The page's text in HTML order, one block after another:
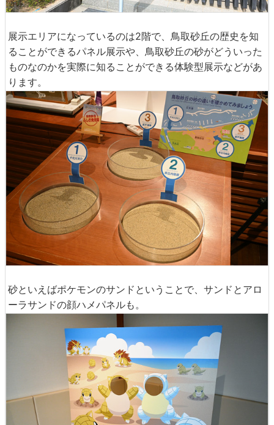
展示エリアになっているのは2階で、鳥取砂丘の歴史を知
ることができるパネル展示や、鳥取砂丘の砂がどういった
ものなのかを実際に知ることができる体験型展示などがあ
ります。
砂といえばポケモンのサンドということで、サンドとアロ
ーラサンドの顔ハメパネルも。